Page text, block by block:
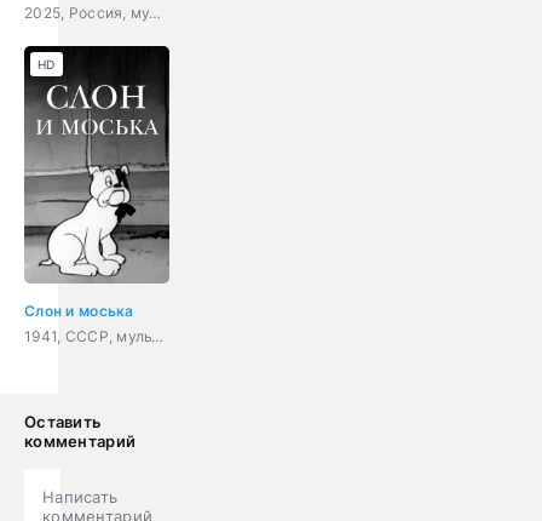
2025, Россия, мультфильм, детский
Слон и моська
1941, СССР, мультфильм, короткометражка
HD
Оставить
комментарий
Написать
комментарий